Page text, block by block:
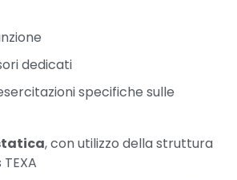
dedicati
specifiche sulle
, con utilizzo della struttura